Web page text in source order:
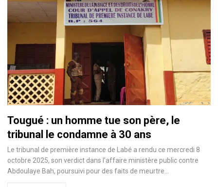
Tougué : un homme tue son père, le
tribunal le condamne à 30 ans
Le tribunal de première instance de Labé a rendu ce mercredi 8
octobre 2025, son verdict dans l’affaire ministère public contre
Abdoulaye Bah, poursuivi pour des faits de meurtre…